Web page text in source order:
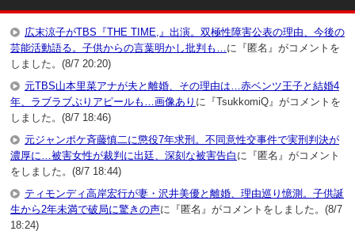
広末涼子がTBS『THE TIME,』出演。双極性障害公表の理由、今後の
芸能活動語る。子供からの言葉明かし批判も… に『匿名』がコメントを
しました。(8/7 20:20)
元TBS山本里菜アナが夫と離婚、その理由は…赤ベンツ王子と結婚4
年、ラブラブぶりアピールも…画像あり に『TsukkomiQ』がコメントを
しました。(8/7 18:46)
元ジャンポケ斉藤慎二に懲役7年求刑。不同意性交事件で実刑判決が
濃厚に…被害女性が裁判に出廷、深刻な被害告白 に『匿名』がコメント
をしました。(8/7 18:44)
ティモンディ高岸宏行が妻・沢井美優と離婚、理由巡り憶測。子供誕
生から2年未満で破局に驚きの声に『匿名』がコメントをしました。(8/7
18:24)